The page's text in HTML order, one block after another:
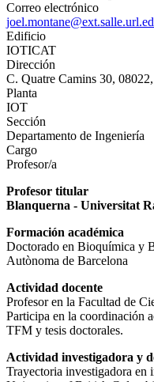
Correo electrónico
Edificio
IOTICAT
Dirección
C. Quatre Camins 30,
Planta
IOT
Sección
Departamento de Ingeniería
Cargo
Profesor/a
Profesor titular
Blanquerna - Universitat
Formación académica
Doctorado en Bioquímica y
Autònoma de Barcelona
Actividad docente
Profesor en la Facultad de
Participa en la coordinación
TFM y tesis doctorales.
Actividad investigadora y
Trayectoria investigadora en